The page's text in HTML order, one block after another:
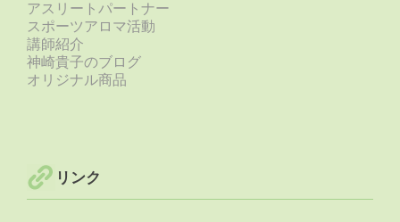
アスリートパートナー
スポーツアロマ活動
講師紹介
神崎貴子のブログ
オリジナル商品
リンク